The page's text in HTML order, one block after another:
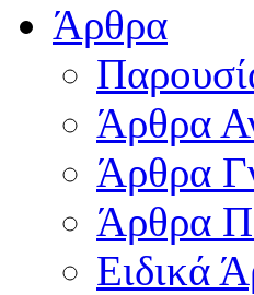
Άρθρα
Άρθρα
Άρθρα
Άρθρα
Ειδικά